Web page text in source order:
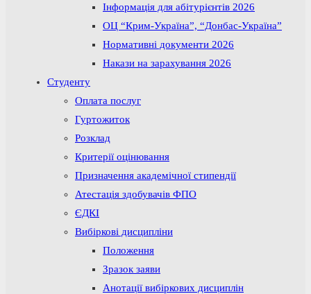
Інформація для абітурієнтів 2026
ОЦ “Крим-Україна”, “Донбас-Україна”
Нормативні документи 2026
Накази на зарахування 2026
Студенту
Оплата послуг
Гуртожиток
Розклад
Критерії оцінювання
Призначення академічної стипендії
Атестація здобувачів ФПО
ЄДКІ
Вибіркові дисципліни
Положення
Зразок заяви
Анотації вибіркових дисциплін